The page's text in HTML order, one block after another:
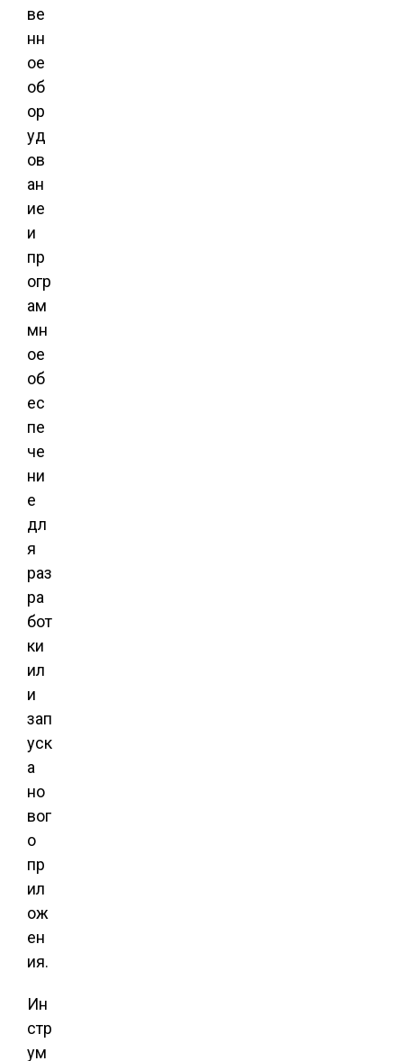
ве
нн
ое
об
ор
уд
ов
ан
ие
и
пр
огр
ам
мн
ое
об
ес
пе
че
ни
е
дл
я
раз
ра
бот
ки
ил
и
зап
уск
а
но
вог
о
пр
ил
ож
ен
ия.
Ин
стр
ум